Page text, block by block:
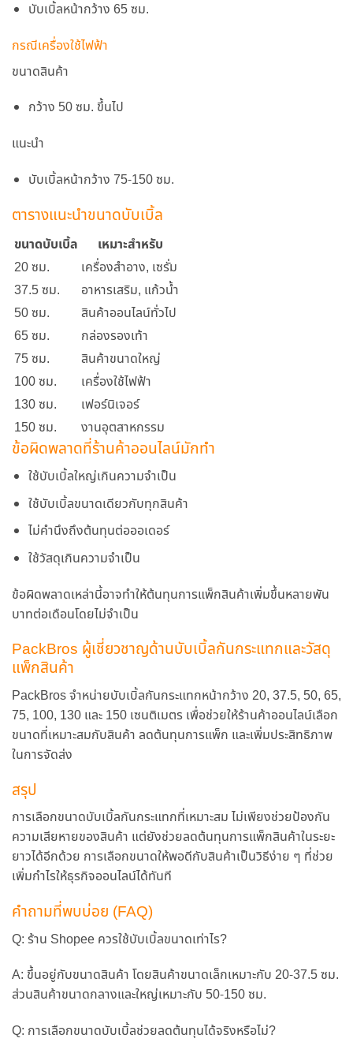
บับเบิ้ลหน้ากว้าง 65 ซม.
กรณีเครื่องใช้ไฟฟ้า
ขนาดสินค้า
กว้าง 50 ซม. ขึ้นไป
แนะนำ
บับเบิ้ลหน้ากว้าง 75-150 ซม.
ตารางแนะนำขนาดบับเบิ้ล
ขนาดบับเบิ้ล
เหมาะสำหรับ
20 ซม.
เครื่องสำอาง, เซรั่ม
37.5 ซม.
อาหารเสริม, แก้วน้ำ
50 ซม.
สินค้าออนไลน์ทั่วไป
65 ซม.
กล่องรองเท้า
75 ซม.
สินค้าขนาดใหญ่
100 ซม.
เครื่องใช้ไฟฟ้า
130 ซม.
เฟอร์นิเจอร์
150 ซม.
งานอุตสาหกรรม
ข้อผิดพลาดที่ร้านค้าออนไลน์มักทำ
ใช้บับเบิ้ลใหญ่เกินความจำเป็น
ใช้บับเบิ้ลขนาดเดียวกับทุกสินค้า
ไม่คำนึงถึงต้นทุนต่อออเดอร์
ใช้วัสดุเกินความจำเป็น
ข้อผิดพลาดเหล่านี้อาจทำให้ต้นทุนการแพ็กสินค้าเพิ่มขึ้นหลายพัน
บาทต่อเดือนโดยไม่จำเป็น
PackBros ผู้เชี่ยวชาญด้านบับเบิ้ลกันกระแทกและวัสดุ
แพ็กสินค้า
PackBros จำหน่ายบับเบิ้ลกันกระแทกหน้ากว้าง 20, 37.5, 50, 65,
75, 100, 130 และ 150 เซนติเมตร เพื่อช่วยให้ร้านค้าออนไลน์เลือก
ขนาดที่เหมาะสมกับสินค้า ลดต้นทุนการแพ็ก และเพิ่มประสิทธิภาพ
ในการจัดส่ง
สรุป
การเลือกขนาดบับเบิ้ลกันกระแทกที่เหมาะสม ไม่เพียงช่วยป้องกัน
ความเสียหายของสินค้า แต่ยังช่วยลดต้นทุนการแพ็กสินค้าในระยะ
ยาวได้อีกด้วย การเลือกขนาดให้พอดีกับสินค้าเป็นวิธีง่าย ๆ ที่ช่วย
เพิ่มกำไรให้ธุรกิจออนไลน์ได้ทันที
คำถามที่พบบ่อย (FAQ)
Q: ร้าน Shopee ควรใช้บับเบิ้ลขนาดเท่าไร?
A: ขึ้นอยู่กับขนาดสินค้า โดยสินค้าขนาดเล็กเหมาะกับ 20-37.5 ซม.
ส่วนสินค้าขนาดกลางและใหญ่เหมาะกับ 50-150 ซม.
Q: การเลือกขนาดบับเบิ้ลช่วยลดต้นทุนได้จริงหรือไม่?